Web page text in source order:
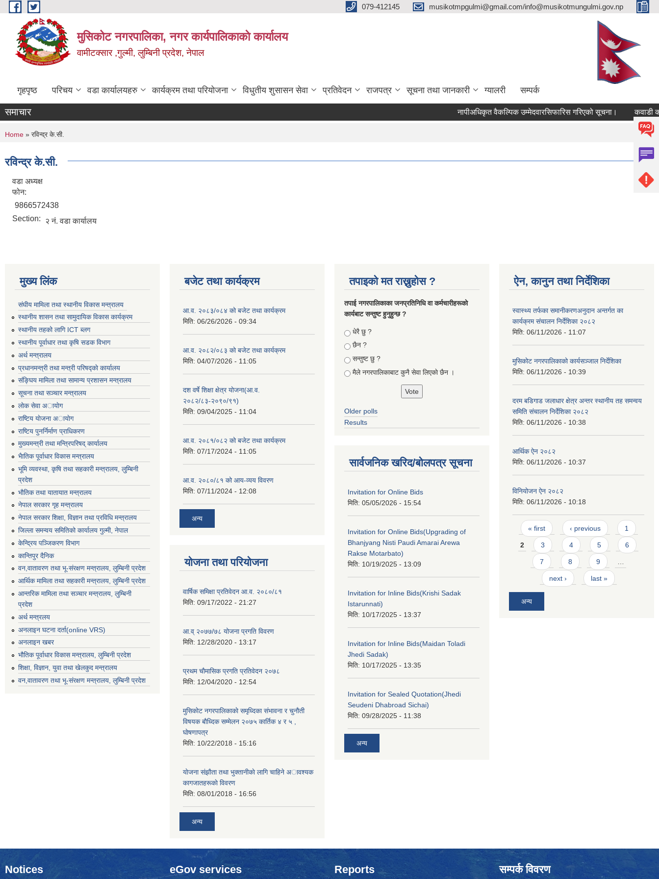
Skip to main content 079-412145 musikotmpgulmi@gmail.com/info@musikotmungulmi.gov.np
मुसिकोट नगरपालिका, नगर कार्यपालिकाकाे कार्यालय
वामीटक्सार ,गुल्मी, लुम्बिनी प्रदेश, नेपाल
गृहपृष्ठ परिचय वडा कार्यालयहरु कार्यक्रम तथा परियोजना विधुतीय शुसासन सेवा प्रतिवेदन राजपत्र सूचना तथा जानकारी ग्यालरी सम्पर्क
समाचार नापीअधिकृत वैकल्पिक उम्मेदवारसिफारिस गरिएको सूचना। कवाडी
You are here
Home » रविन्द्र के.सी.
रविन्द्र के.सी.
वडा अध्यक्ष
फोन:
9866572438
Section:
२ नं. वडा कार्यालय
मुख्य लिंक
संघीय मामिला तथा स्थानीय विकास मन्त्रालय
स्थानीय शासन तथा सामुदायिक विकास कार्यक्रम
स्थानीय तहको लागि ICT ब्लग
स्थानीय पूर्वाधार तथा कृषि सडक विभाग
अर्थ मन्त्रालय
प्रधानमन्त्री तथा मन्त्री परिषद्काे कार्यालय
संङ्घिय मामिला तथा सामान्य प्रशासन मन्त्रालय
सूचना तथा सञ्चार मन्त्रालय
लाेक सेवा अायाेग
राष्टिय याेजना अायाेग
राष्टिय पुनर्निर्माण प्राधिकरण
मुख्यमन्त्री तथा मन्त्रिपरिषद् कार्यालय
भैातिक पूर्वाधार विकास मन्त्रालय
भूमि व्यवस्था, कृषि तथा सहकारी मन्त्रालय, लु्म्बिनी
प्रदेश
भाैतिक तथा यातायात मन्त्रालय
नेपाल सरकार गृह मन्त्रालय
नेपाल सरकार शिक्षा, विज्ञान तथा प्रविधि मन्त्रालय
जिल्ला समन्वय समितिको कार्यालय गुल्मी, नेपाल
केन्द्रिय पञ्जिकरण विभाग
कान्तिपुर दैनिक
वन,वातावरण तथा भू-संरक्षण मन्त्रालय, लुम्बिनी प्रदेश
आर्थिक मामिला तथा सहकारी मन्त्रालय, लुम्बिनी प्रदेश
आन्तरिक मामिला तथा सञ्चार मन्त्रालय, लुम्बिनी
प्रदेश
अर्थ मन्त्रलय
अनलाइन घटना दर्ता(online VRS)
अनलाइन खबर
भौतिक पूर्वाधार विकास मन्त्रालय, लुम्बिनी प्रदेश
शिक्षा, विज्ञान, युवा तथा खेलकुद मन्‍‍त्रालय
वन,वातावरण तथा भू-संरक्षण मन्त्रालय, लुम्बिनी प्रदेश
बजेट तथा कार्यक्रम
आ.व. २०८३/०८४ को बजेट तथा कार्यक्रम
मिति: 06/26/2026 - 09:34
आ.व. २०८२/०८३ को बजेट तथा कार्यक्रम
मिति: 04/07/2026 - 11:05
दश वर्षे शिक्षा क्षेत्र योजना(आ.व.
२०८२/८३-२०९०/९१)
मिति: 09/04/2025 - 11:04
आ.व. २०८१/०८२ को बजेट तथा कार्यक्रम
मिति: 07/17/2024 - 11:05
आ.व. २०८०/८१ को आय-व्यय विवरण
मिति: 07/11/2024 - 12:08
अन्य
योजना तथा परियोजना
वार्षिक समिक्षा प्रतिवेदन आ.व. २०८०/८१
मिति: 09/17/2022 - 21:27
आ.व् २०७७/७८ योजना प्रगति विवरण
मिति: 12/28/2020 - 13:17
प्रथम चाैमासिक प्रगति प्रतिवेदन २०७८
मिति: 12/04/2020 - 12:54
मुसिकाेट नगरपालिकाकाे समृध्दिका संभावना र चुनाैती
विषयक बाैध्दिक सम्मेलन २०७५ कार्तिक ४ र ५ ,
घाेषणापत्र
मिति: 10/22/2018 - 15:16
याेजना संझाैता तथा भुक्तानीकाे लागि चाहिने अावश्यक
कागजातहरूकाे विवरण
मिति: 08/01/2018 - 16:56
अन्य
तपाइको मत राख्नुहोस ?
तपा‌ई नगरपालिकाका जनप्रतिनिधि वा कर्मचारीहरूकाे
कार्यबाट सन्तुष्ट हुनुहुन्छ ?
Choices
धेरै छु ?
छैन ?
सन्तुष्ट छु ?
मैले नगरपालिकाबाट कुनै सेवा लिएकाे छैन ।
Older polls
Results
सार्वजनिक खरिद/बोलपत्र सूचना
Invitation for Online Bids
मिति: 05/05/2026 - 15:54
Invitation for Online Bids(Upgrading of
Bhanjyang Nisti Paudi Amarai Arewa
Rakse Motarbato)
मिति: 10/19/2025 - 13:09
Invitation for Inline Bids(Krishi Sadak
Istarunnati)
मिति: 10/17/2025 - 13:37
Invitation for Inline Bids(Maidan Toladi
Jhedi Sadak)
मिति: 10/17/2025 - 13:35
Invitation for Sealed Quotation(Jhedi
Seudeni Dhabroad Sichai)
मिति: 09/28/2025 - 11:38
अन्य
ऐन, कानुन तथा निर्देशिका
स्वास्थ्य तर्फका समानीकरणअनुदान अन्तर्गत का
कार्यक्रम संचालन निर्देशिका २०८२
मिति: 06/11/2026 - 11:07
मुसिकोट नगरपालिकाको कार्यसञ्जाल निर्देशिका
मिति: 06/11/2026 - 10:39
दरम बडिगाड जलाधार क्षेत्र अन्तर स्थानीय तह समन्वय
समिति संचालन निर्देशिका २०८२
मिति: 06/11/2026 - 10:38
आर्थिक ऐन २०८२
मिति: 06/11/2026 - 10:37
विनियोजन ऐन २०८२
मिति: 06/11/2026 - 10:18
Pages
« first ‹ previous 1
2 3 4 5 6
7 8 9 …
next › last »
अन्य
Notices eGov services Reports सम्पर्क विवरण